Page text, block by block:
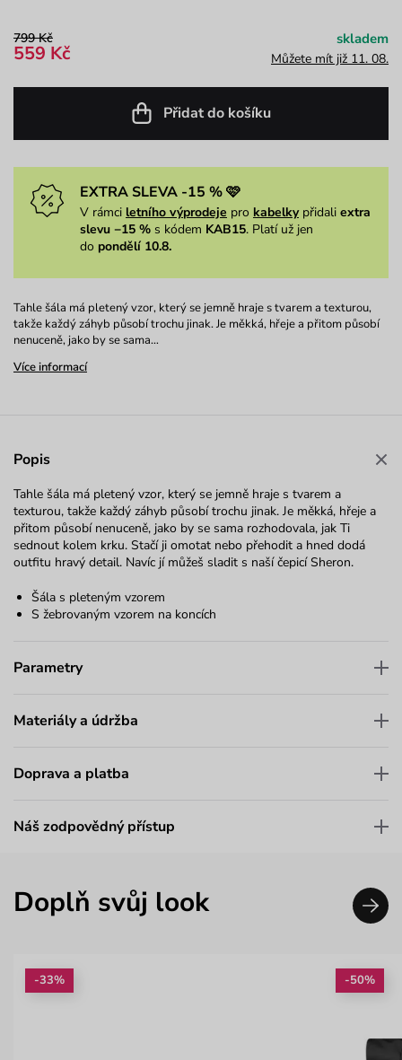
799 Kč
559 Kč
skladem
Můžete mít již 11. 08.
Přidat do košíku
EXTRA SLEVA -15 % 🩷
V rámci letního výprodeje pro kabelkypřidali extra
slevu −15 % s kódem KAB15. Platí už jen
do pondělí 10.8.
Tahle šála má pletený vzor, který se jemně hraje s tvarem a texturou,
takže každý záhyb působí trochu jinak. Je měkká, hřeje a přitom působí
nenuceně, jako by se sama…
Více informací
Popis
Tahle šála má pletený vzor, který se jemně hraje s tvarem a
texturou, takže každý záhyb působí trochu jinak. Je měkká, hřeje a
přitom působí nenuceně, jako by se sama rozhodovala, jak Ti
sednout kolem krku. Stačí ji omotat nebo přehodit a hned dodá
outfitu hravý detail. Navíc jí můžeš sladit s naší čepicí Sheron.
Šála s pleteným vzorem
S žebrovaným vzorem na koncích
Parametry
Materiály a údržba
Doprava a platba
Náš zodpovědný přístup
Doplň svůj look
-33% -50%